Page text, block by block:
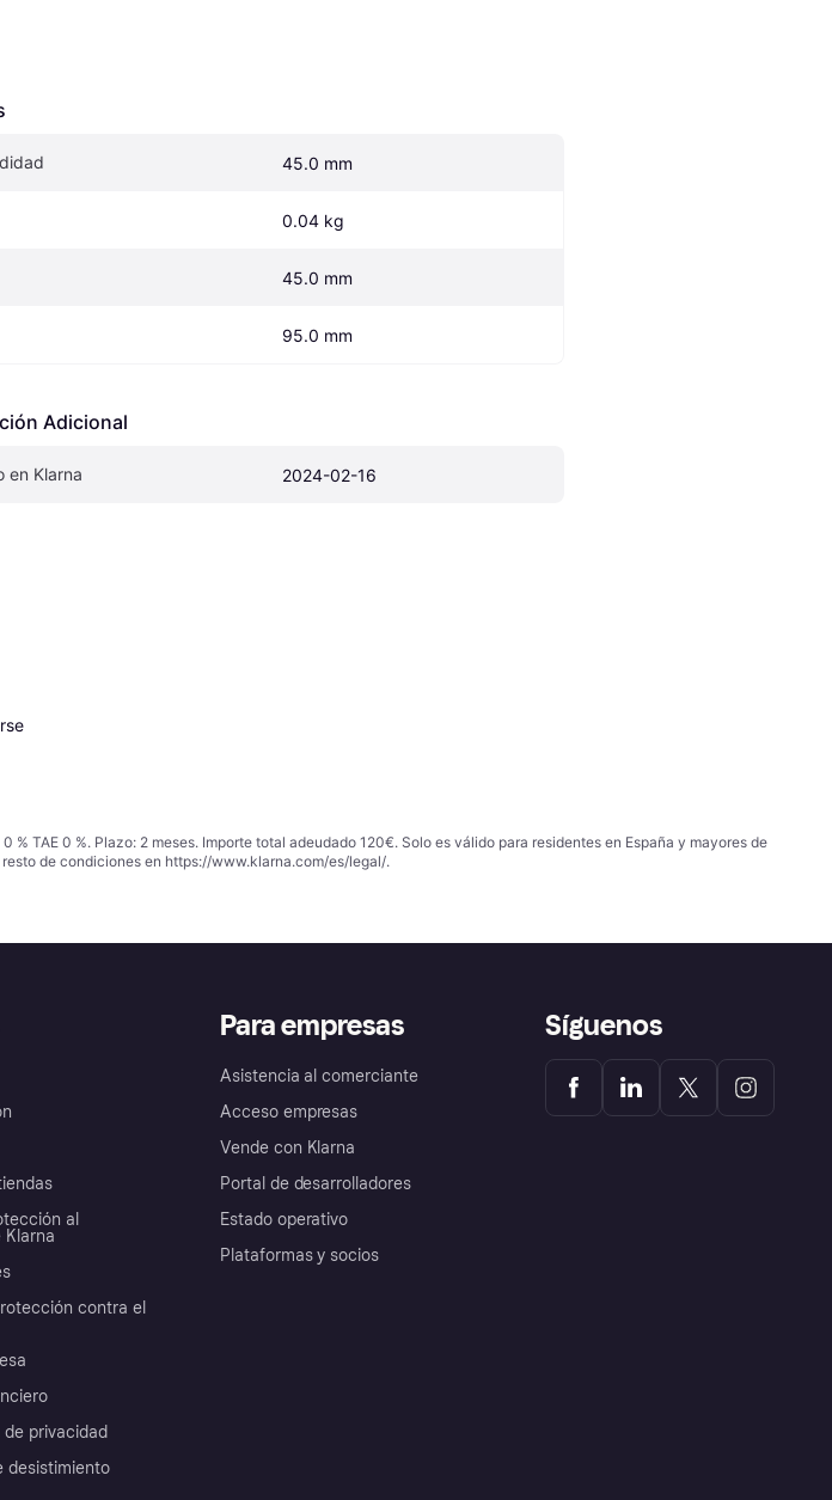
45.0 mm
0.04 kg
45.0 mm
95.0 mm
Adicional
en Klarna 2024-02-16
TAE 0 %. Plazo: 2 meses. Importe total adeudado 120€. Solo es válido para residentes en España y mayores de
de condiciones en https://www.klarna.com/es/legal/.
al
Klarna
contra el
privacidad
desistimiento
Para empresas
Asistencia al comerciante
Acceso empresas
Vende con Klarna
Portal de desarrolladores
Estado operativo
Plataformas y socios
Síguenos